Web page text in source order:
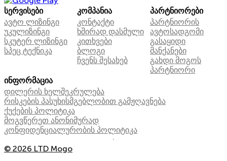
სერვისები
ავტო ლიზინგი
უკულიზინგი
სკუტერ ლიზინგი
სპეც ტექნიკა
კომპანია
კონტაქტი
ხშირად დასმული
კითხვები
ბლოგი
ჩვენს შესახებ
პარტნიორები
პარტნიორის
ავტოსადგომი
გასაყიდი
მანქანები
გახდი მოგოს
პარტნიორი
ინფორმაცია
დილერის ხელშეკრულება
რისკების პასუხისმგებლობით გამჟღავნება
ქუქების პოლიტიკა
მოგვწერეთ ანონიმურად
კონფიდენციალურობის პოლიტიკა
© 2026 LTD Mogo